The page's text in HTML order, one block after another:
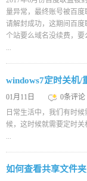
量异常，最终账号被百度
请解封成功，这期间百
个站要么域名没续费，要
...
windows7定时关机/
01月11日 0条评论
日常生活中，我们有时
候，这时候就需要定时关
...
如何查看共享文件